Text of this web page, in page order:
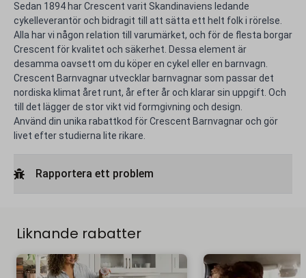
Sedan 1894 har Crescent varit Skandinaviens ledande
cykelleverantör och bidragit till att sätta ett helt folk i rörelse.
Alla har vi någon relation till varumärket, och för de flesta borgar
Crescent för kvalitet och säkerhet. Dessa element är
desamma oavsett om du köper en cykel eller en barnvagn.
Crescent Barnvagnar utvecklar barnvagnar som passar det
nordiska klimat året runt, år efter år och klarar sin uppgift. Och
till det lägger de stor vikt vid formgivning och design.
Använd din unika rabattkod för Crescent Barnvagnar och gör
livet efter studierna lite rikare.
Rapportera ett problem
Liknande rabatter